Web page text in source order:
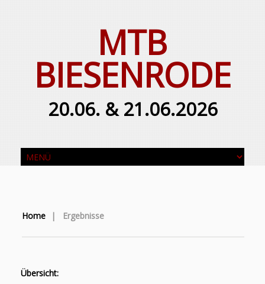
MTB
BIESENRODE
20.06. & 21.06.2026
Home | Ergebnisse
Übersicht: